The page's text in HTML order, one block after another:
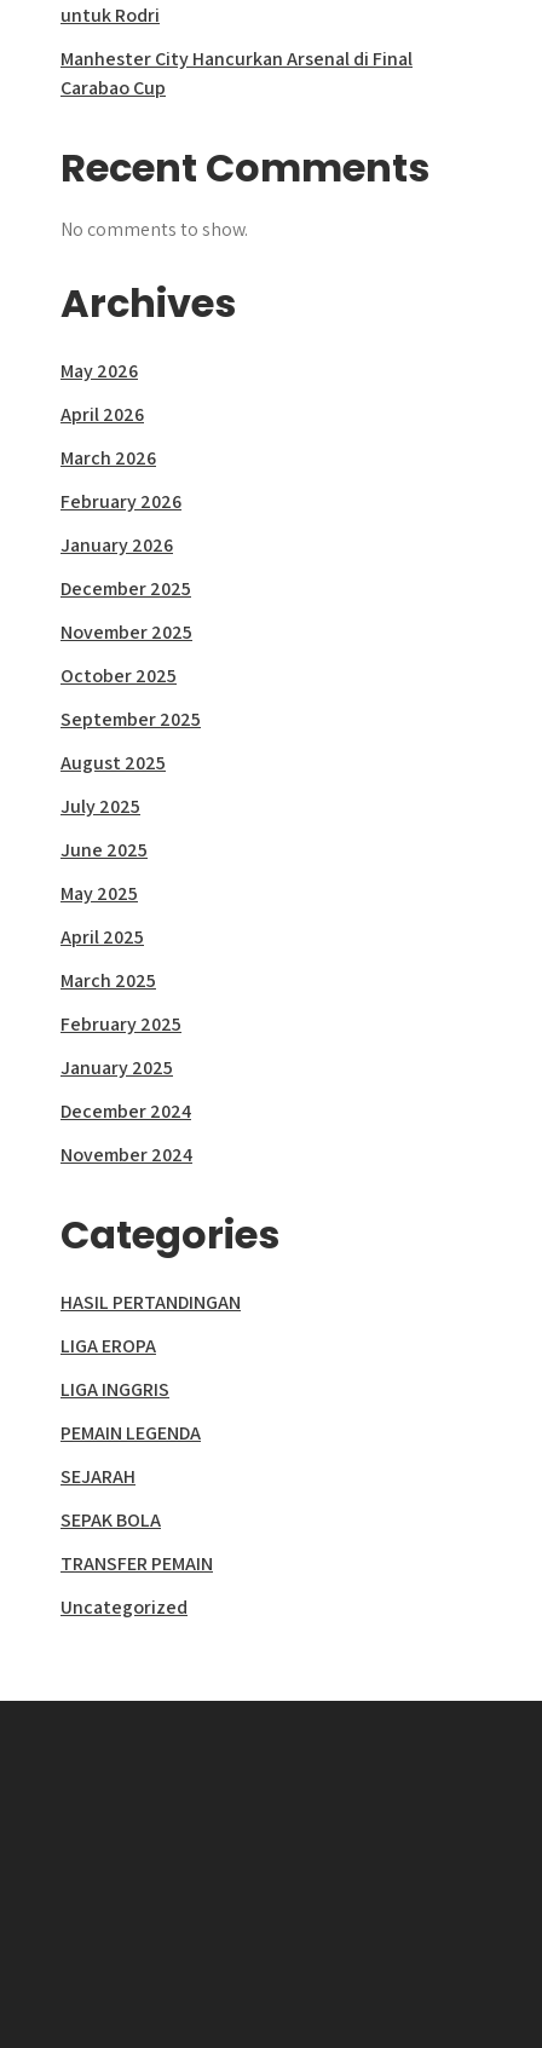
untuk Rodri
Manhester City Hancurkan Arsenal di Final
Carabao Cup
Recent Comments
No comments to show.
Archives
May 2026
April 2026
March 2026
February 2026
January 2026
December 2025
November 2025
October 2025
September 2025
August 2025
July 2025
June 2025
May 2025
April 2025
March 2025
February 2025
January 2025
December 2024
November 2024
Categories
HASIL PERTANDINGAN
LIGA EROPA
LIGA INGGRIS
PEMAIN LEGENDA
SEJARAH
SEPAK BOLA
TRANSFER PEMAIN
Uncategorized